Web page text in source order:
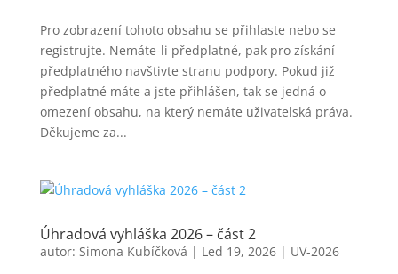
Pro zobrazení tohoto obsahu se přihlaste nebo se
registrujte. Nemáte-li předplatné, pak pro získání
předplatného navštivte stranu podpory. Pokud již
předplatné máte a jste přihlášen, tak se jedná o
omezení obsahu, na který nemáte uživatelská práva.
Děkujeme za...
Úhradová vyhláška 2026 – část 2
autor: Simona Kubíčková | Led 19, 2026| UV-2026